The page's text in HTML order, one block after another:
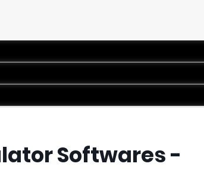
Softwares -